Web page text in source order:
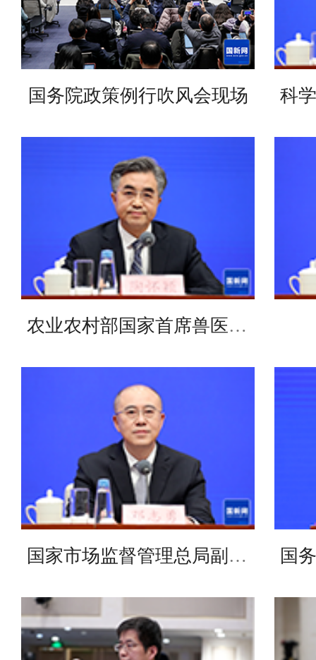
国务院政策例行吹风会现场
农业农村部国家首席兽医师（官）、计划财务司司长陶怀颖
国家市场监督管理总局副局长、国家标准化管理委员会主任邓志勇